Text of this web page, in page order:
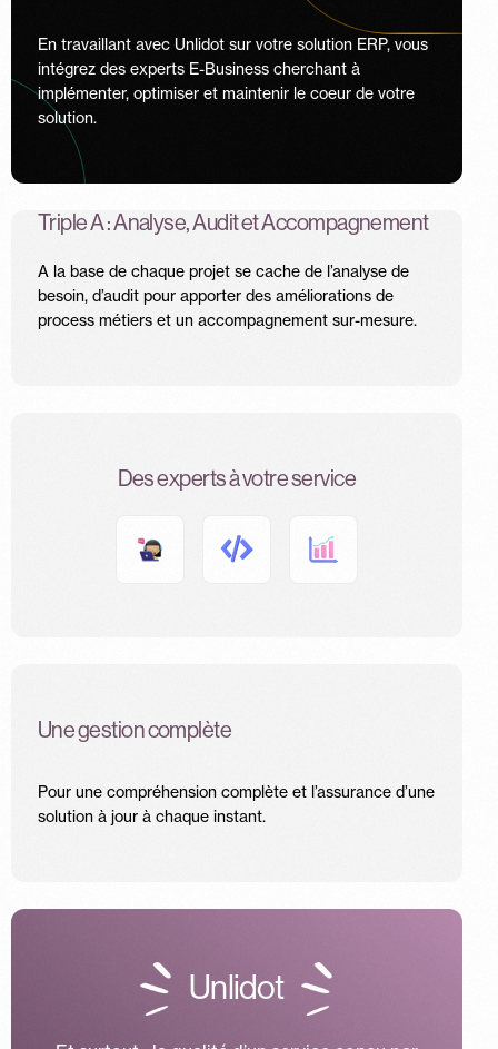
En travaillant avec Unlidot sur votre solution ERP, vous
intégrez des experts E-Business cherchant à
implémenter, optimiser et maintenir le coeur de votre
solution.
Triple A : Analyse, Audit et Accompagnement
A la base de chaque projet se cache de l’analyse de
besoin, d’audit pour apporter des améliorations de
process métiers et un accompagnement sur-mesure.
Des experts à votre service
Une gestion complète
Pour une compréhension complète et l’assurance d’une
solution à jour à chaque instant.
Unlidot